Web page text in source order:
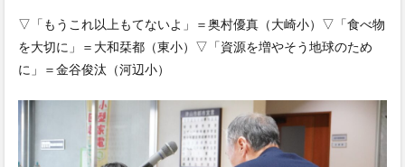
▽「もうこれ以上もてないよ」＝奥村優真（大崎小）▽「食べ物
を大切に」＝大和栞都（東小）▽「資源を増やそう地球のため
に」＝金谷俊汰（河辺小）